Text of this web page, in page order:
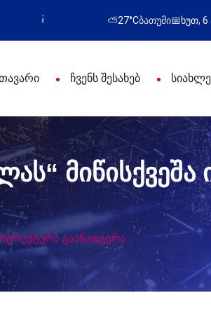
წარმატებული
⛅27°Cბათუმი📅ხუთ, 6
ჩვენს შესახებ
გაანადგურა